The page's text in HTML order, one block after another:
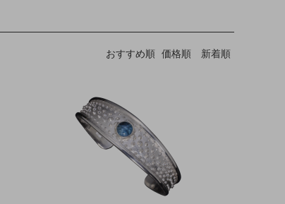
おすすめ順 価格順 新着順